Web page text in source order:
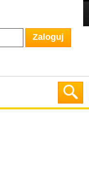
Zaloguj